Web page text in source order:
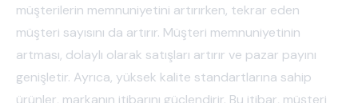
müşterilerin memnuniyetini artırırken, tekrar eden
müşteri sayısını da artırır. Müşteri memnuniyetinin
artması, dolaylı olarak satışları artırır ve pazar payını
genişletir. Ayrıca, yüksek kalite standartlarına sahip
ürünler, markanın itibarını güçlendirir. Bu itibar, müşteri